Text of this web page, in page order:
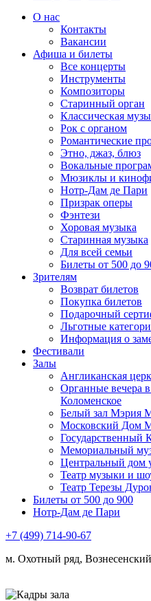
О нас
Контакты
Вакансии
Афиша и билеты
Все концерты
Инструменты
Композиторы
Старинный орган
Классическая
Рок с органом
Романтические
Этно, джаз, блюз
Вокальные
Мюзиклы и
Нотр-Дам де Пари
Призрак оперы
Фэнтези
Хоровая музыка
Старинная музыка
Для всей семьи
Билеты от 500 до
Зрителям
Возврат билетов
Покупка билетов
Подарочный
Льготные
Информация о
Фестивали
Залы
Англиканская
Органные вечера
Коломенское
Белый зал Мэрия
Московский Дом
Государственный
Мемориальный
Центральный дом
Театр музыки и
Театр Терезы
Билеты от 500 до 900
Нотр-Дам де Пари
+7 (499) 714-90-67
м. Охотный ряд,